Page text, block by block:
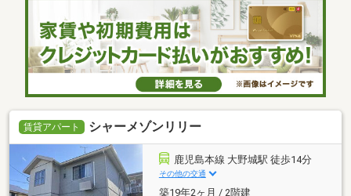
賃貸アパート シャーメゾンリリー
鹿児島本線 大野城駅 徒歩14分
その他の交通
築19年2ヶ月 / 2階建